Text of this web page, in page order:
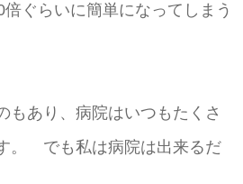
ぐらいに簡単になってしまう
もあり、病院はいつもたくさ
。 でも私は病院は出来るだ